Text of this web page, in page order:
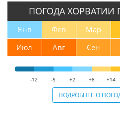
ПОГОДА ХОРВАТИИ
Янв Фев Мар
Июл
Авг Сен
-12 -5 +2 +8 +14
ПОДРОБНЕЕ О